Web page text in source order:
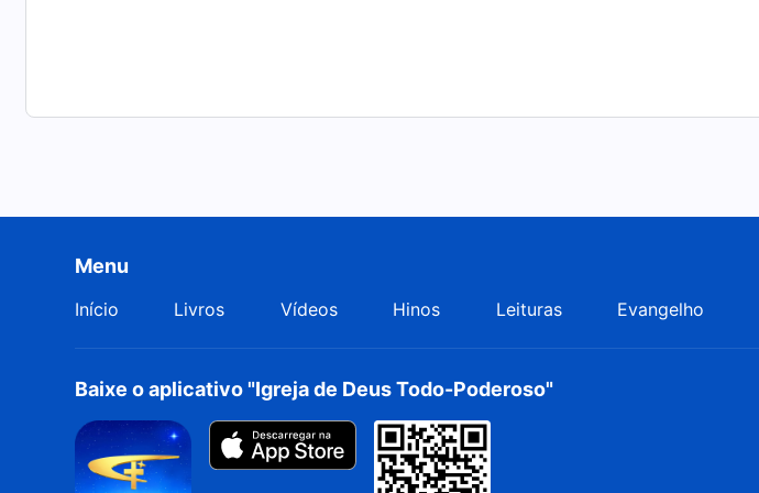
Menu
Início Livros Vídeos Hinos Leituras Evangelho
Baixe o aplicativo "Igreja de Deus Todo-Poderoso"